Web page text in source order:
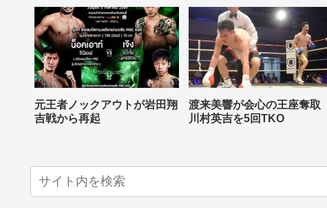
元王者ノックアウトが岩田翔
吉戦から再起
渡来美響が会心の王座奪取
川村英吉を5回TKO